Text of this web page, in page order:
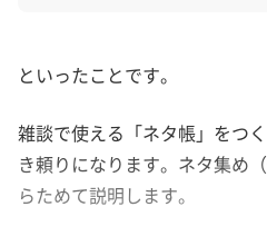
といったことです。
雑談で使える「ネタ帳」をつ
き頼りになります。ネタ集め
らためて説明します。